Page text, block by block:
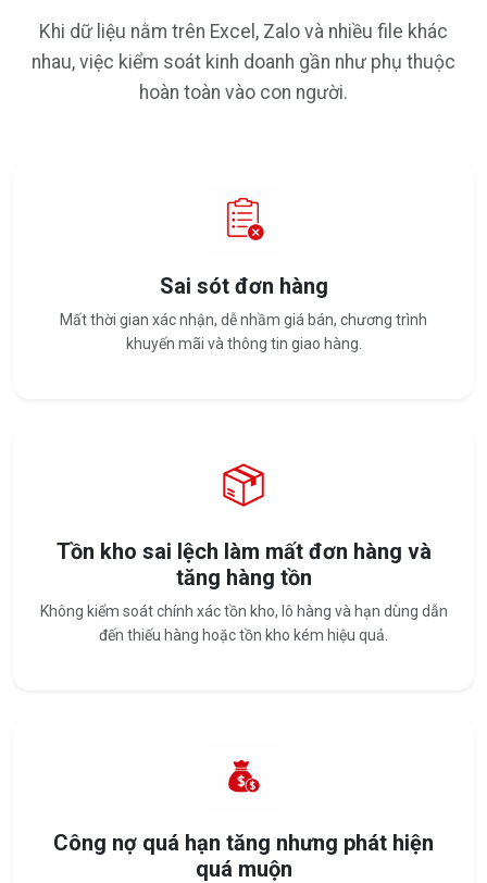
Khi dữ liệu nằm trên Excel, Zalo và nhiều file khác
nhau, việc kiểm soát kinh doanh gần như phụ thuộc
hoàn toàn vào con người.
Sai sót đơn hàng
Mất thời gian xác nhận, dễ nhầm giá bán, chương trình
khuyến mãi và thông tin giao hàng.
Tồn kho sai lệch làm mất đơn hàng và
tăng hàng tồn
Không kiểm soát chính xác tồn kho, lô hàng và hạn dùng dẫn
đến thiếu hàng hoặc tồn kho kém hiệu quả.
Công nợ quá hạn tăng nhưng phát hiện
quá muộn